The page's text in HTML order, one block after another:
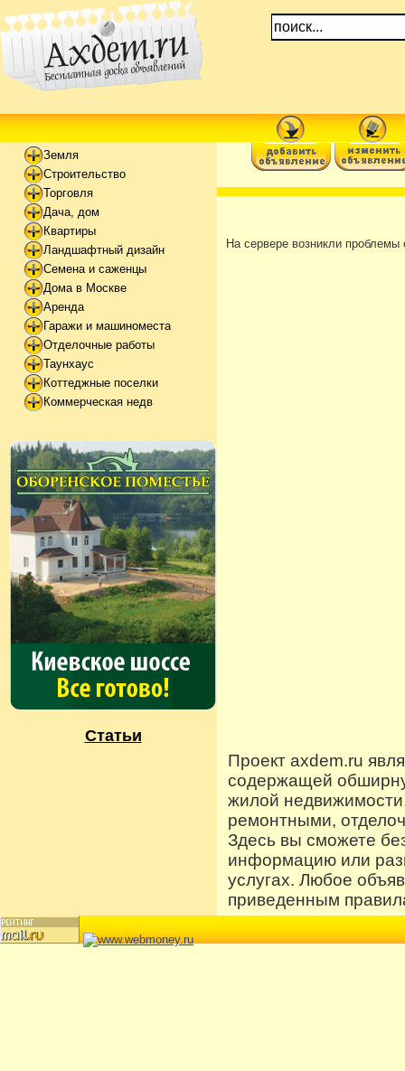
Земля
Строительство
Торговля
Дача, дом
Квартиры
Ландшафтный дизайн
Семена и саженцы
Дома в Москве
Аренда
Гаражи и машиноместа
Отделочные работы
Таунхаус
Коттеджные поселки
Коммерческая недв
Статьи
На сервере возникли проблемы
Проект axdem.ru
содержащей
жилой
ремонтными,
Здесь вы сможете
информацию или
услугах. Любое
приведенным